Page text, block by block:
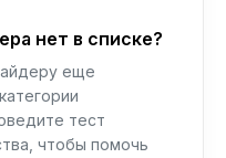
нет в списке?
еще
тест
чтобы помочь